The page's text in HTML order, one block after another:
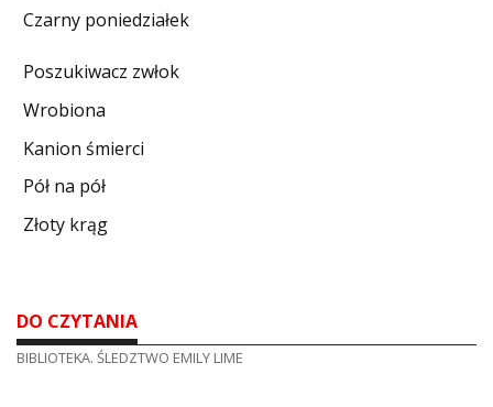
Czarny poniedziałek
Poszukiwacz zwłok
Wrobiona
Kanion śmierci
Pół na pół
Złoty krąg
DO CZYTANIA
BIBLIOTEKA. ŚLEDZTWO EMILY LIME